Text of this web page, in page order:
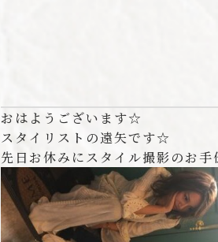
おはようございます☆
スタイリストの遠矢です☆
先日お休みにスタイル撮影のお